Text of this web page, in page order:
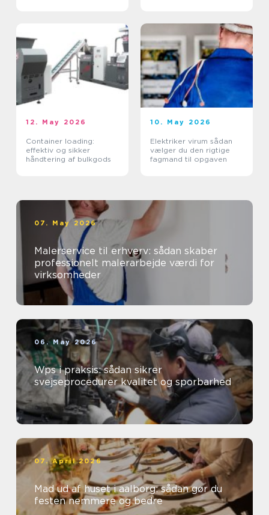
12. May 2026
Container loading:
effektiv og sikker
håndtering af bulkgods
10. May 2026
Elektriker virum sådan
vælger du den rigtige
fagmand til opgaven
07. May 2026
Malerservice til erhverv: sådan skaber
professionelt malerarbejde værdi for
virksomheder
06. May 2026
Wps i praksis: sådan sikrer
svejseprocedurer kvalitet og sporbarhed
07. April 2026
Mad ud af huset i aalborg: sådan gør du
festen nemmere og bedre